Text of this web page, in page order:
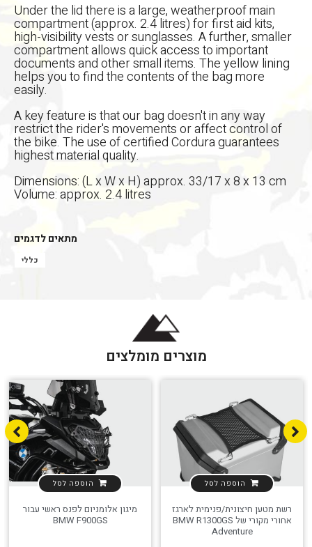
Under the lid there is a large, weatherproof main
compartment (approx. 2.4 litres) for first aid kits,
high-visibility vests or sunglasses. A further, smaller
compartment allows quick access to important
documents and other small items. The yellow lining
helps you to find the contents of the bag more
easily.
A key feature is that our bag doesn't in any way
restrict the rider's movements or affect control of
the bike. The use of certified Cordura guarantees
highest material quality.
Dimensions: (L x W x H) approx. 33/17 x 8 x 13 cm
Volume: approx. 2.4 litres
מתאים לדגמים
כללי
מוצרים מומלצים
רשת מטען חיצונית/פנימית לארגז
אחורי מקורי של BMW R1300GS
Adventure
הוספה לסל
מיגון אלומניום לפנס ראשי עבור
BMW F900GS
הוספה לסל
הגדר סוג האופנוע שלך אפס